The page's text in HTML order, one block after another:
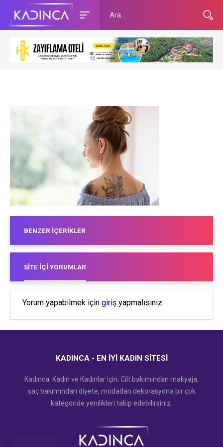
BENZER İÇERIKLER
SITE İÇI YORUMLAR
Yorum yapabilmek için giriş yapmalısınız.
KADINCA - EN İYI KADIN SITESI
Kadınca: Kadın ve Kadınlar için; Cilt bakımından makyaja,
saç bakımından diyete, modadan dekorasyona bir çok
kategoride yenilikleri takip edebilirsiniz.